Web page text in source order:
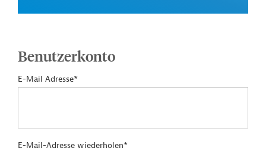
Benutzerkonto
E-Mail Adresse*
E-Mail-Adresse wiederholen*